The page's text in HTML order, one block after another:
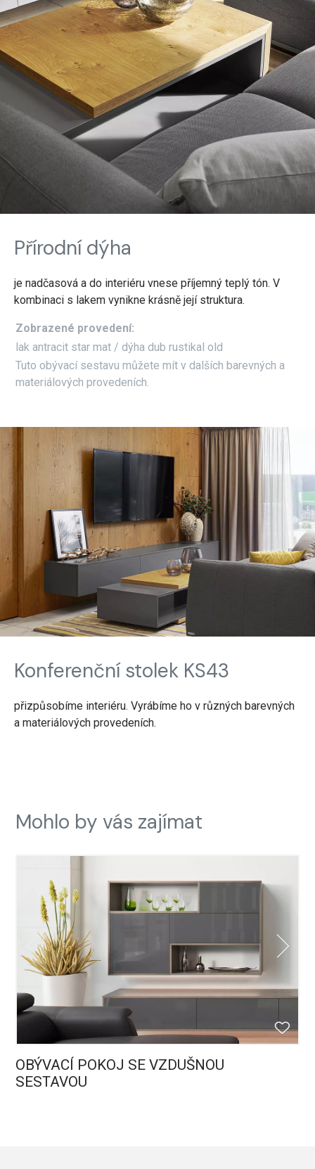
Přírodní dýha
je nadčasová a do interiéru vnese příjemný teplý tón. V
kombinaci s lakem vynikne krásně její struktura.
Zobrazené provedení:
lak antracit star mat / dýha dub rustikal old
Tuto obývací sestavu můžete mít v dalších barevných a
materiálových provedeních.
Konferenční stolek KS43
přizpůsobíme interiéru. Vyrábíme ho v různých barevných
a materiálových provedeních.
Mohlo by vás zajímat
OBÝVACÍ POKOJ SE VZDUŠNOU
SESTAVOU